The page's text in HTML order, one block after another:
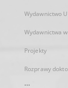
Wydawnictwo
Wydawnictwa
Projekty
Rozprawy
...